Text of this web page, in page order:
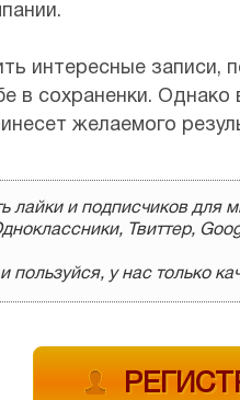
интересные записи,
в сохраненки.
желаемого
и подписчиков для
Твиттер,
пользуйся, у нас только